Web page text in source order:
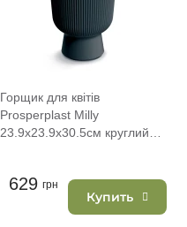
Горщик для квітів
Prosperplast Milly
23.9х23.9х30.5см круглий
629 грн
Купить